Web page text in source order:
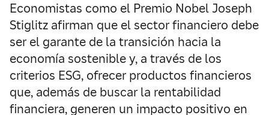
Economistas como el Premio Nobel Joseph
Stiglitz afirman que el sector financiero debe
ser el garante de la transición hacia la
economía sostenible y, a través de los
criterios ESG, ofrecer productos financieros
que, además de buscar la rentabilidad
financiera, generen un impacto positivo en